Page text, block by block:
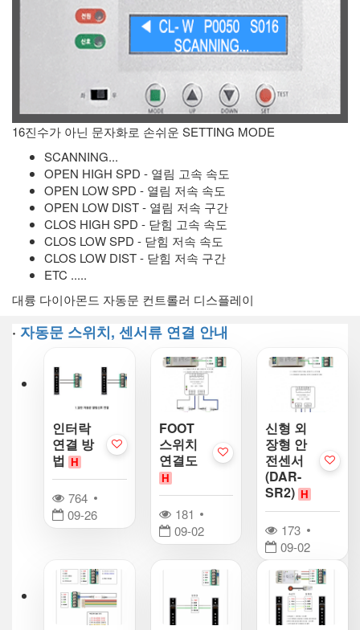
16진수가 아닌 문자화로 손쉬운 SETTING MODE
SCANNING...
OPEN HIGH SPD - 열림 고속 속도
OPEN LOW SPD - 열림 저속 속도
OPEN LOW DIST - 열림 저속 구간
CLOS HIGH SPD - 닫힘 고속 속도
CLOS LOW SPD - 닫힘 저속 속도
CLOS LOW DIST - 닫힘 저속 구간
ETC .....
대륭 다이아몬드 자동문 컨트롤러 디스플레이
· 자동문 스위치, 센서류 연결 안내
인터락
연결 방
법 H
764
09-26
FOOT
스위치
연결도
H
181
09-02
신형 외
장형 안
전센서
(DAR-
SR2)H
173
09-02